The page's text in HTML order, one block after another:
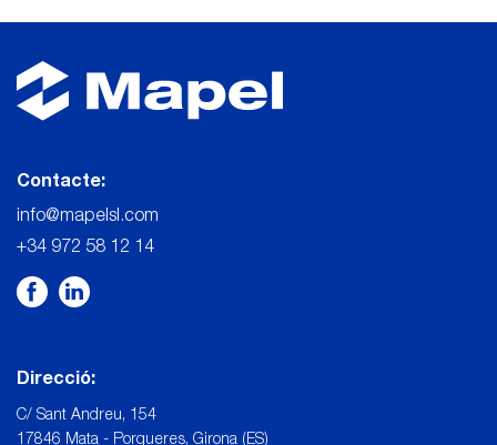
Contacte:
info@mapelsl.com
+34 972 58 12 14
Direcció:
C/ Sant Andreu, 154
17846 Mata - Porqueres, Girona (ES)